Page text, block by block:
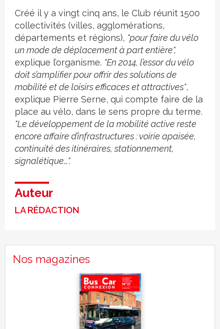
Créé il y a vingt cinq ans, le Club réunit 1500
collectivités (villes, agglomérations,
départements et régions), "pour faire du vélo
un mode de déplacement à part entière",
explique l’organisme. "En 2014, l’essor du vélo
doit s’amplifier pour offrir des solutions de
mobilité et de loisirs efficaces et attractives",
explique Pierre Serne, qui compte faire de la
place au vélo, dans le sens propre du terme.
"Le développement de la mobilité active reste
encore affaire d’infrastructures : voirie apaisée,
continuité des itinéraires, stationnement,
signalétique…".
Auteur
LA RÉDACTION
Nos magazines